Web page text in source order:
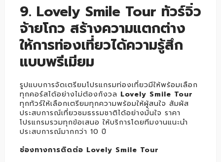
9. Lovely Smile Tour ทัวร์จิ่ว
จ้ายโกว สร้างความแตกต่าง
ให้การท่องเที่ยวได้ความรู้สึก
แบบพรีเมียม
รูปแบบการจัดเตรียมโปรแกรมท่องเที่ยวมีให้พร้อมเลือก
ทุกคอร์สได้อย่างไม่ต้องกังวล Lovely Smile Tour
ทุกทัวร์ให้เลือกเตรียมทุกความพร้อมให้ผู้สนใจ สัมผัส
ประสบการณ์เที่ยวชมธรรมชาติได้อย่างมั่นใจ ราคา
โปรแกรมรวมทุกข้อเสนอ ให้บริการโดยทีมงานแนะนำ
ประสบการณ์มากกว่า 10 ปี
ช่องทางการติดต่อ Lovely Smile Tour